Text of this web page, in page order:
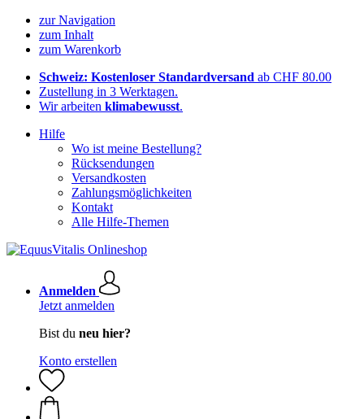
zur Navigation
zum Inhalt
zum Warenkorb
Schweiz: Kostenloser Standardversand ab CHF 80.00
Zustellung in 3 Werktagen.
Wir arbeiten klimabewusst.
Hilfe
Wo ist meine Bestellung?
Rücksendungen
Versandkosten
Zahlungsmöglichkeiten
Kontakt
Alle Hilfe-Themen
Anmelden
Jetzt anmelden
Bist du neu hier?
Konto erstellen